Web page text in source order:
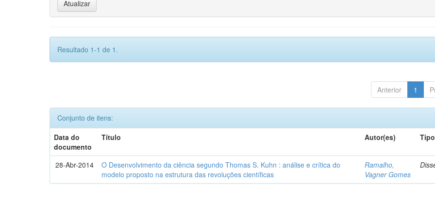
Resultado 1-1 de 1.
Anterior 1
Conjunto de itens:
Data do
documento
Título Autor(es) Tipo
28-Abr-2014
O Desenvolvimento da ciência segundo Thomas S. Kuhn : análise e crítica do
modelo proposto na estrutura das revoluções científicas
Ramalho,
Vagner Gomes